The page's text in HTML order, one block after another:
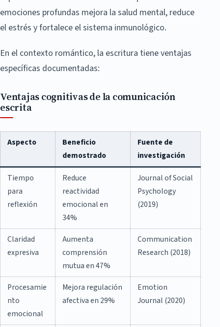
emociones profundas mejora la salud mental, reduce
el estrés y fortalece el sistema inmunológico.
En el contexto romántico, la escritura tiene ventajas
específicas documentadas:
Ventajas cognitivas de la comunicación
escrita
Aspecto
Beneficio
demostrado
Fuente de
investigación
Tiempo
para
reflexión
Reduce
reactividad
emocional en
34%
Journal of Social
Psychology
(2019)
Claridad
expresiva
Aumenta
comprensión
mutua en 47%
Communication
Research (2018)
Procesamie
nto
emocional
Mejora regulación
afectiva en 29%
Emotion
Journal (2020)